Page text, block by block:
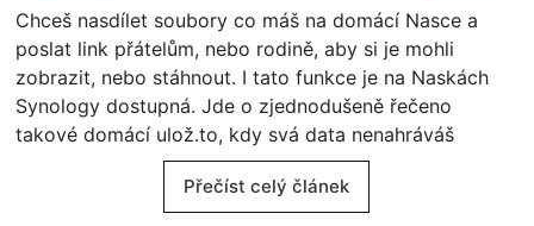
Chceš nasdílet soubory co máš na domácí Nasce a
poslat link přátelům, nebo rodině, aby si je mohli
zobrazit, nebo stáhnout. I tato funkce je na Naskách
Synology dostupná. Jde o zjednodušeně řečeno
takové domácí ulož.to, kdy svá data nenahráváš
Přečíst celý článek